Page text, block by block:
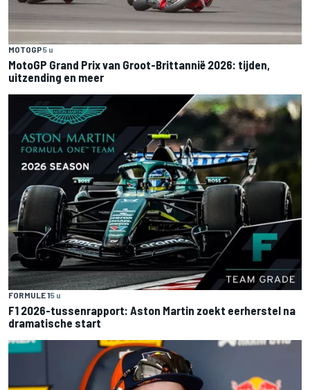
MOTOGP5 u
MotoGP Grand Prix van Groot-Brittannië 2026: tijden,
uitzending en meer
FORMULE 15 u
F1 2026-tussenrapport: Aston Martin zoekt eerherstel na
dramatische start